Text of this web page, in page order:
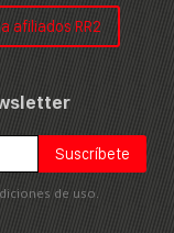
afiliados RR2
de uso.